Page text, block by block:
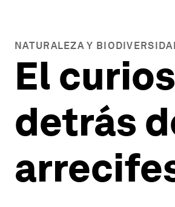
NATURALEZA Y
El
detrás